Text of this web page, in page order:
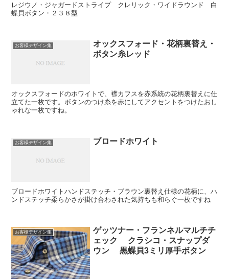
レジウノ・ジャガードストライプ クレリック・ワイドラウンド 白
蝶貝ボタン・２３８型
お客様デザイン集
オックスフォード・花柄裏替え・
ボタン糸レッド
オックスフォードのホワイトで、襟カフスを赤系統の花柄裏替えに仕
立てた一枚です。ボタンのつけ糸を赤にしてアクセントをつけたおし
ゃれな一枚ですね。
お客様デザイン集 ブロードホワイト
ブロードホワイトハンドステッチ・ブラウン裏替え仕様の花柄に、ハ
ンドステッチ柔らかさが掛け合わされた気持ちも和らぐ一枚ですね
お客様デザイン集
ゲッツナー・フランネルマルチチ
ェック クラシコ・スナップダ
ウン 黒蝶貝3ミリ厚手ボタン